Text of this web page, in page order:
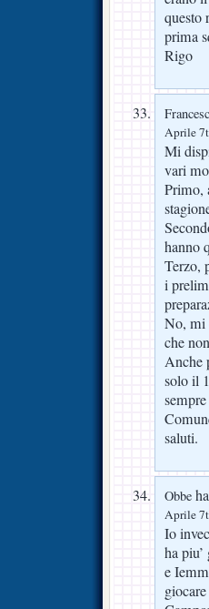
questo
prima
Rigo
Aprile
Mi
vari
Primo,
hanno
Terzo,
i
No, mi
che
Anche
solo il
saluti.
Obbe
Aprile
Io
ha
e